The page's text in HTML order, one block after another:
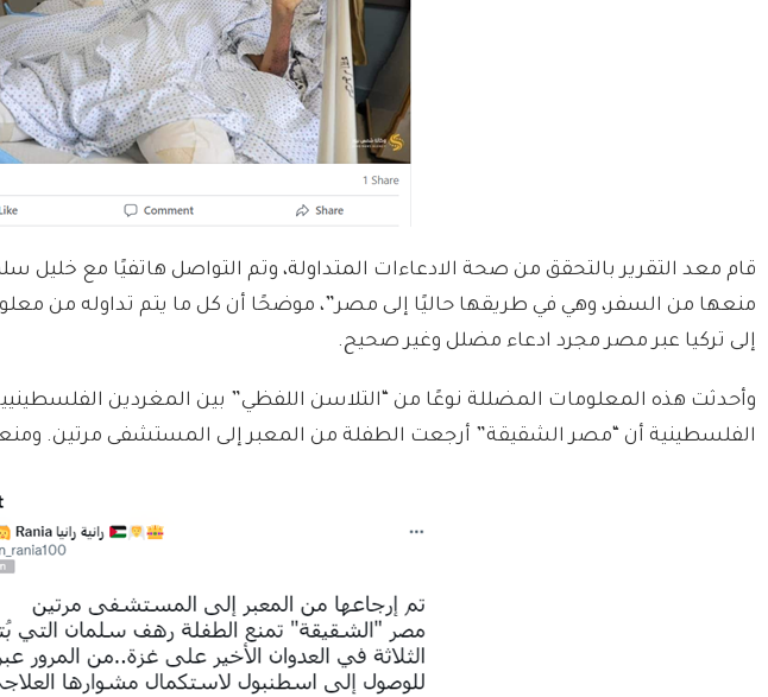
قام معد التقرير بالتحقق من صحة الادعاءات المتداولة، وتم التواصل هاتفيًا مع خليل
منعها من السفر، وهي في طريقها حاليًا إلى مصر”، موضحًا أن كل ما يتم تداوله من
إلى تركيا عبر مصر مجرد ادعاء مضلل وغير صحيح.
وأحدثت هذه المعلومات المضللة نوعًا من “التلاسن اللفظي” بين المغردين
الفلسطينية أن “مصر الشقيقة” أرجعت الطفلة من المعبر إلى المستشفى مرتين.